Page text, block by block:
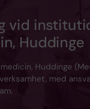
vid
Huddinge
Huddinge
med